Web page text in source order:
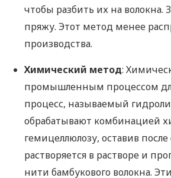
чтобы разбить их на
пряжу. Этот метод менее
производства.
Химический метод:
промышленным процессом
процесс, называемый
обрабатывают комбинацией
гемицеллюлозу, оставив
растворяется в растворе и
нити бамбукового волокна.